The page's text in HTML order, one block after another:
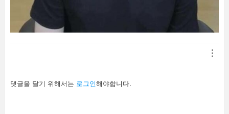
답
글
댓글을 달기 위해서는 로그인해야합니다.